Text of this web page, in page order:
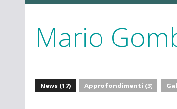
Mario
News (17) Approfondimenti (3)